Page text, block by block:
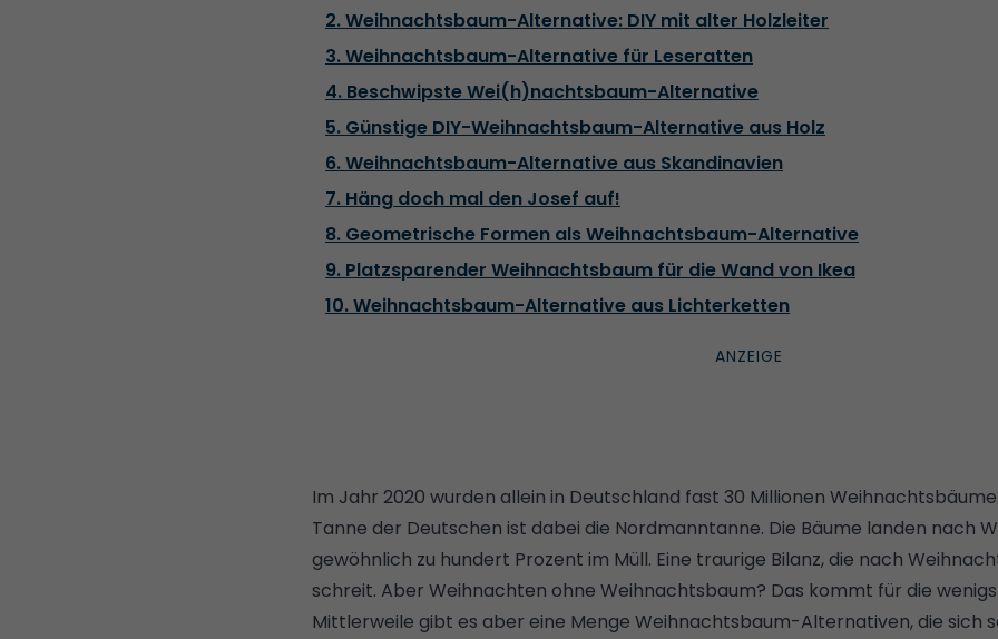
2. Weihnachtsbaum-Alternative: DIY mit alter Holzleiter
3. Weihnachtsbaum-Alternative für Leseratten
4. Beschwipste Wei(h)nachtsbaum-Alternative
5. Günstige DIY-Weihnachtsbaum-Alternative aus Holz
6. Weihnachtsbaum-Alternative aus Skandinavien
7. Häng doch mal den Josef auf!
8. Geometrische Formen als Weihnachtsbaum-Alternative
9. Platzsparender Weihnachtsbaum für die Wand von Ikea
10. Weihnachtsbaum-Alternative aus Lichterketten
Im Jahr 2020 wurden allein in Deutschland fast 30 Millionen
Tanne der Deutschen ist dabei die Nordmanntanne. Die Bäume landen nach
gewöhnlich zu hundert Prozent im Müll. Eine traurige Bilanz, die nach
schreit. Aber Weihnachten ohne Weihnachtsbaum? Das kommt für die
Mittlerweile gibt es aber eine Menge Weihnachtsbaum-Alternativen, die sich